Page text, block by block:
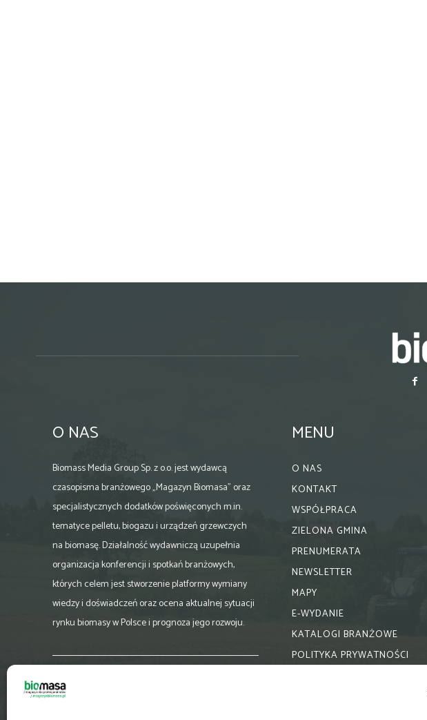
O NAS
Biomass Media Group Sp. z o.o. jest wydawcą
czasopisma branżowego „Magazyn Biomasa” oraz
specjalistycznych dodatków poświęconych m.in.
tematyce pelletu, biogazu i urządzeń grzewczych
na biomasę. Działalność wydawniczą uzupełnia
organizacja konferencji i spotkań branżowych,
których celem jest stworzenie platformy wymiany
wiedzy i doświadczeń oraz ocena aktualnej sytuacji
rynku biomasy w Polsce i prognoza jego rozwoju.
biuro@magazynbiomasa.pl
MENU
O NAS
KONTAKT
WSPÓŁPRACA
ZIELONA GMINA
PRENUMERATA
NEWSLETTER
MAPY
E-WYDANIE
KATALOGI BRANŻOWE
POLITYKA PRYWATNOŚCI